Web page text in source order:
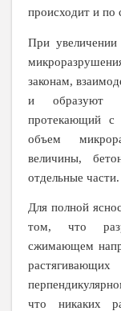
происходит и по
При увеличении
законам,
и образуют
протекающий с
объем
величины,
отдельные части.
Для полной
том, что
сжимающем
что никаких